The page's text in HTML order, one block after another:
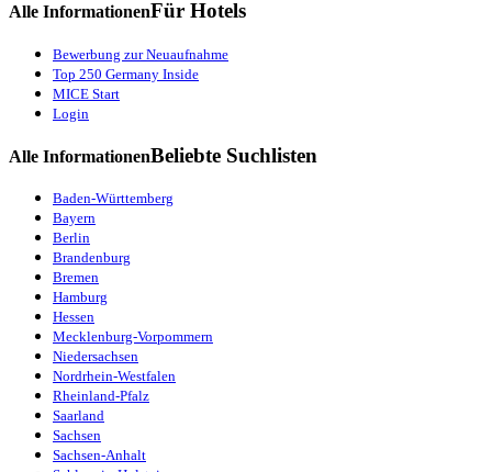
Alle InformationenFür Hotels
Bewerbung zur Neuaufnahme
Top 250 Germany Inside
MICE Start
Login
Alle InformationenBeliebte Suchlisten
Baden-Württemberg
Bayern
Berlin
Brandenburg
Bremen
Hamburg
Hessen
Mecklenburg-Vorpommern
Niedersachsen
Nordrhein-Westfalen
Rheinland-Pfalz
Saarland
Sachsen
Sachsen-Anhalt